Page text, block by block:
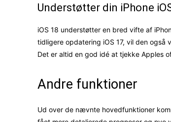
Understøtter din iPhone
iOS 18 understøtter en bred vifte af
tidligere opdatering iOS 17, vil den også
Det er altid en god idé at tjekke Apples
Andre funktioner
Ud over de nævnte hovedfunktioner